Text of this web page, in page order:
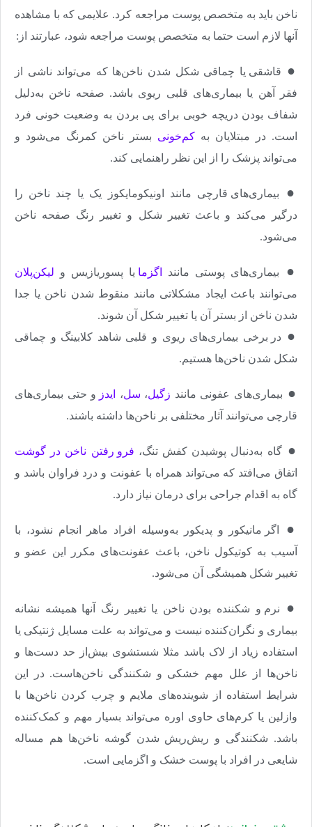
ناخن باید به متخصص پوست مراجعه کرد. علایمی که با مشاهده
آنها لازم است حتما به متخصص پوست مراجعه شود، عبارتند از :
● قاشقی یا چماقی شکل شدن ناخن‌ها که می‌تواند ناشی از
فقر آهن یا بیماری‌های قلبی ریوی باشد. صفحه ناخن به‌‌دلیل
شفاف بودن دریچه خوبی برای پی بردن به وضعیت خونی فرد
است. در مبتلایان به کم‌خونی‌ بستر ناخن کمرنگ می‌شود و
می‌تواند پزشک را از این نظر راهنمایی کند.
●
بیماری‌های قارچی مانند اونیکومایکوز یک یا چند ناخن را
درگیر می‌کند و باعث تغییر شکل و تغییر رنگ صفحه ناخن
می‌شود.
● بیماری‌های پوستی مانند اگزما یا پسوریازیس و لیکن‌پلان
می‌توانند باعث ایجاد مشکلاتی مانند منقوط شدن ناخن یا جدا
شدن ناخن از بستر آن یا تغییر شکل آن شوند.
● در برخی بیماری‌های ریوی و قلبی شاهد کلابینگ و چماقی
شکل شدن ناخن‌ها هستیم.
● بیماری‌های عفونی مانند زگیل، سل، ایدز و حتی بیماری‌های
قارچی می‌توانند آثار مختلفی بر ناخن‌ها داشته باشند.
●گاه به‌دنبال پوشیدن کفش تنگ، فرو رفتن ناخن در گوشت
اتفاق می‌افتد که می‌تواند همراه با عفونت و درد فراوان باشد و
گاه به اقدام جراحی برای درمان نیاز دارد.
●
اگر مانیکور و پدیکور به‌وسیله افراد ماهر انجام نشود، با
آسیب به کوتیکول ناخن، باعث عفونت‌های مکرر این عضو و
تغییر شکل همیشگی آن می‌شود.
●
نرم و شکننده بودن ناخن یا تغییر رنگ آنها همیشه نشانه
بیماری و نگران‌کننده نیست و می‌تواند به علت مسایل ژنتیکی یا
استفاده زیاد از لاک باشد مثلا شستشوی بیش‌از حد دست‌ها و
ناخن‌ها از علل مهم خشکی و شکنندگی ناخن‌هاست. در این
شرایط استفاده از شوینده‌های ملایم و چرب کردن ناخن‌ها با
وازلین یا کرم‌های حاوی اوره می‌تواند بسیار مهم و کمک‌کننده
باشد. شکنندگی و ریش‌ریش شدن گوشه ناخن‌ها هم مساله
شایعی در افراد با پوست خشک و اگزمایی است.